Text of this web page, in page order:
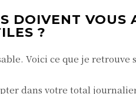
DOIVENT VOUS
?
Voici ce que je retrouve
dans votre total